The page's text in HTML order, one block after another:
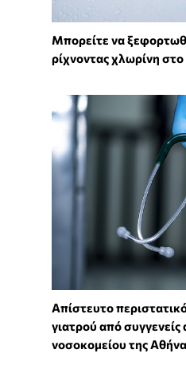
Μπορείτε να
ρίχνοντας χλωρίνη στο
Απίστευτο
γιατρού από
νοσοκομείου της